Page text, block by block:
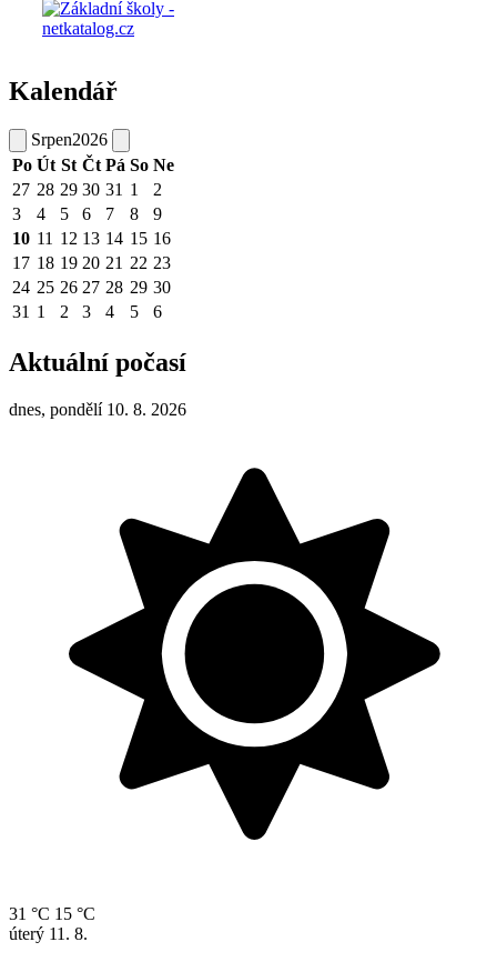
Kalendář
Srpen2026
Po Út St Čt Pá So Ne
27 28 29 30 31 1
2
3
4 5 6 7 8
9
10 11 12 13 14 15 16
17 18 19 20 21 22 23
24 25 26 27 28 29 30
31 1 2 3 4 5 6
Aktuální počasí
dnes, pondělí 10. 8. 2026
31 °C 15 °C
úterý 11. 8.